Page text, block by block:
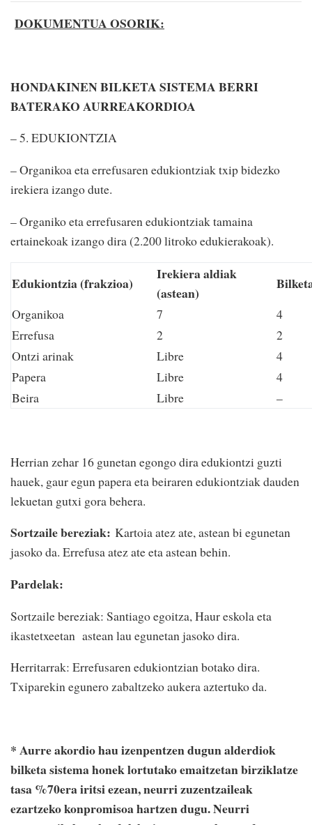
DOKUMENTUA OSORIK:
HONDAKINEN BILKETA SISTEMA BERRI
BATERAKO AURREAKORDIOA
– 5. EDUKIONTZIA
– Organikoa eta errefusaren edukiontziak txip bidezko
irekiera izango dute.
– Organiko eta errefusaren edukiontziak tamaina
ertainekoak izango dira (2.200 litroko edukierakoak).
Edukiontzia (frakzioa)
Irekiera aldiak
(astean)
Organikoa 7
4
Errefusa
2
2
Ontzi arinak
Libre
4
Papera
Libre
4
Beira
Libre –
Herrian zehar 16 gunetan egongo dira edukiontzi guzti
hauek, gaur egun papera eta beiraren edukiontziak dauden
lekuetan gutxi gora behera.
Sortzaile bereziak: Kartoia atez ate, astean bi egunetan
jasoko da. Errefusa atez ate eta astean behin.
Pardelak:
Sortzaile bereziak: Santiago egoitza, Haur eskola eta
ikastetxeetan astean lau egunetan jasoko dira.
Herritarrak: Errefusaren edukiontzian botako dira.
Txiparekin egunero zabaltzeko aukera aztertuko da.
* Aurre akordio hau izenpentzen dugun alderdiok
bilketa sistema honek lortutako emaitzetan birziklatze
tasa %70era iritsi ezean, neurri zuzentzaileak
ezartzeko konpromisoa hartzen dugu. Neurri